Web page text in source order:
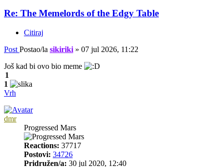
Re: The Memelords of the Edgy Table
Citiraj
Post Postao/la sikiriki » 07 jul 2026, 11:22
Još kad bi ovo bio meme
1
1
Vrh
dmr
Progressed Mars
Reactions: 37717
Postovi: 34726
Pridružen/a: 30 jul 2020, 12:40